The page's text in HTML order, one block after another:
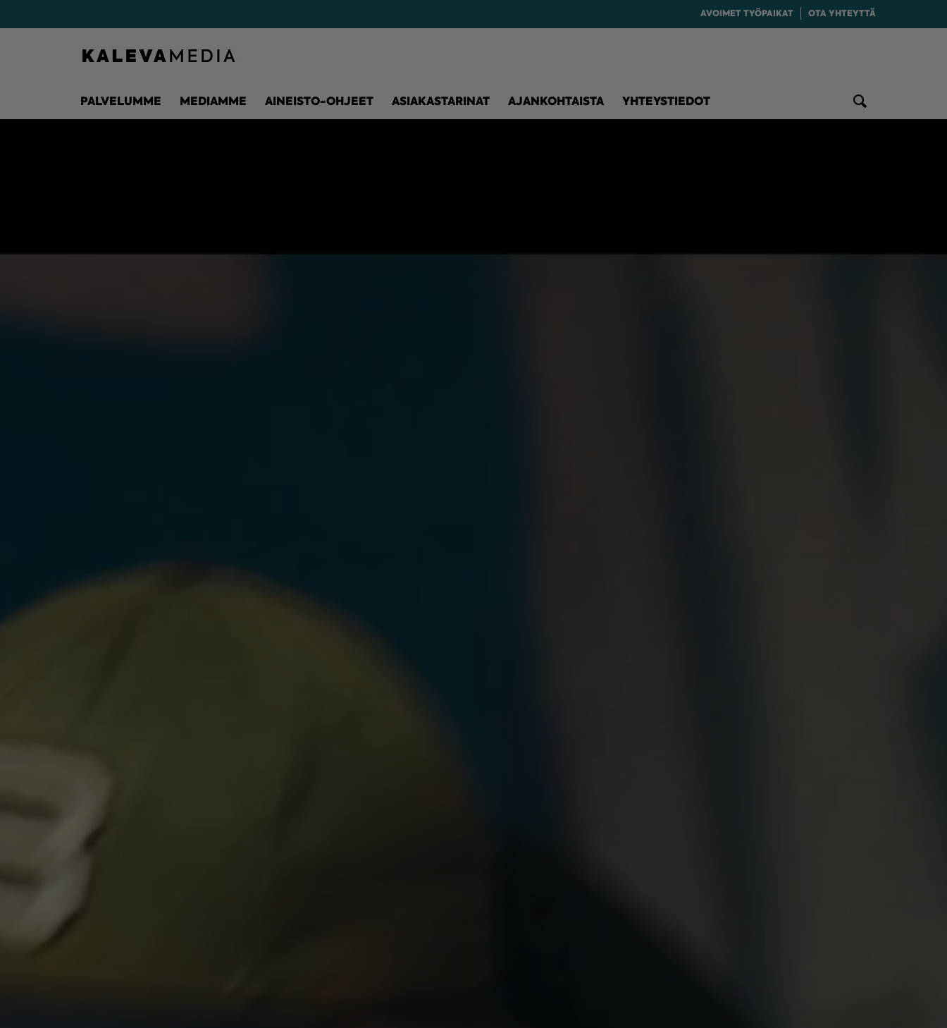
AVOIMET TYÖPAIKAT OTA YHTEYTTÄ
PALVELUMME MEDIAMME AINEISTO-OHJEET ASIAKASTARINAT AJANKOHTAISTA YHTEYSTIEDOT